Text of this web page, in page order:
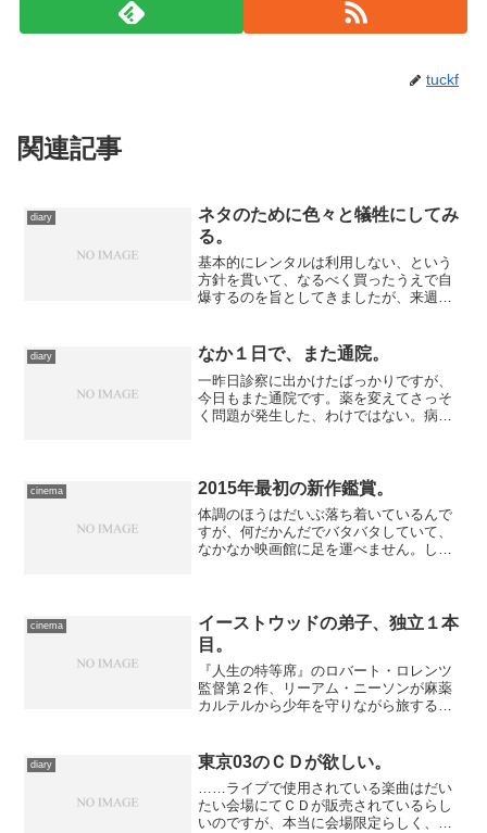
tuckf
関連記事
diary
ネタのために色々と犠牲にしてみ
る。
基本的にレンタルは利用しない、という
方針を貫いて、なるべく買ったうえで自
爆するのを旨としてきましたが、来週ま
なので、部分的に意趣を曲げることにし
ました。 かなり最近まで...
diary なか１日で、また通院。
一昨日診察に出かけたばっかりですが、
今日もまた通院です。薬を変えてさっそ
く問題が発生した、わけではない。病状
ず、やむなく２日遅れで...
cinema 2015年最初の新作鑑賞。
体調のほうはだいぶ落ち着いているんで
すが、何だかんだでバタバタしていて、
なかなか映画館に足を運べません。しか
らはふたたび封切りが始ま...
cinema
イーストウッドの弟子、独立１本
目。
『人生の特等席』のロバート・ロレンツ
監督第２作、リーアム・ニーソンが麻薬
カルテルから少年を守りながら旅する
よね。
diary 東京03のＣＤが欲しい。
……ライブで使用されている楽曲はだい
たい会場にてＣＤが販売されているらし
いのですが、本当に会場限定らしく、オ